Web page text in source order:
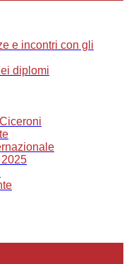
e incontri con gli
diplomi